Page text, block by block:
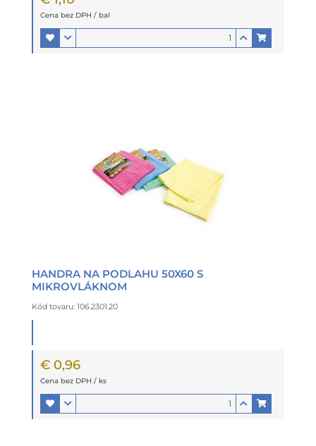
Cena bez DPH / bal
HANDRA NA PODLAHU 50X60 S
MIKROVLÁKNOM
Kód tovaru: 106.2301.20
€ 0,96
Cena bez DPH / ks